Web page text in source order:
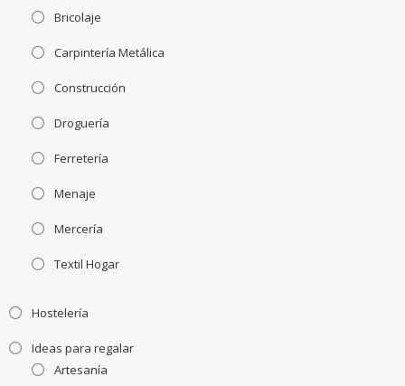
Bricolaje
Carpintería Metálica
Construcción
Droguería
Ferretería
Menaje
Mercería
Textil Hogar
Hostelería
Ideas para regalar
Artesanía